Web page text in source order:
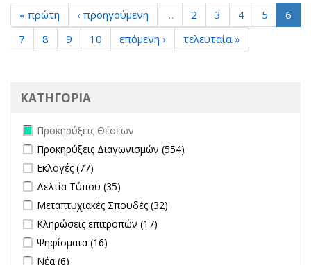
« πρώτη ‹ προηγούμενη … 2 3 4 5
6
7
8 9 10 επόμενη › τελευταία »
ΚΑΤΗΓΟΡΙΑ
Remove Προκηρύξεις Θέσεων filter
Προκηρύξεις Θέσεων
Apply Προκηρύξεις Διαγωνισμών filter
Προκηρύξεις Διαγωνισμών (554)
Apply Εκλογές filter
Εκλογές (77)
Apply Δελτία Τύπου filter
Δελτία Τύπου (35)
Apply Μεταπτυχιακές Σπουδές filter
Μεταπτυχιακές Σπουδές (32)
Apply Κληρώσεις επιτροπών filter
Κληρώσεις επιτροπών (17)
Apply Ψηφίσματα filter
Ψηφίσματα (16)
Apply Νέα filter
Νέα (6)